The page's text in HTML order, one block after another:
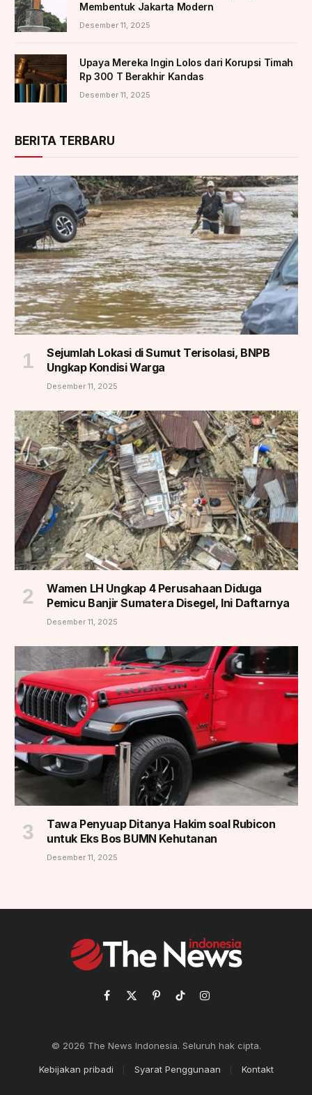
Membentuk Jakarta Modern
Desember 11, 2025
Upaya Mereka Ingin Lolos dari Korupsi Timah
Rp 300 T Berakhir Kandas
Desember 11, 2025
BERITA TERBARU
Sejumlah Lokasi di Sumut Terisolasi, BNPB
Ungkap Kondisi Warga
Desember 11, 2025
Wamen LH Ungkap 4 Perusahaan Diduga
Pemicu Banjir Sumatera Disegel, Ini Daftarnya
Desember 11, 2025
Tawa Penyuap Ditanya Hakim soal Rubicon
untuk Eks Bos BUMN Kehutanan
Desember 11, 2025
Facebook
X
PinterestTikTokInstagram
© 2026 The News Indonesia. Seluruh hak cipta.
Kebijakan pribadi Syarat Penggunaan Kontakt